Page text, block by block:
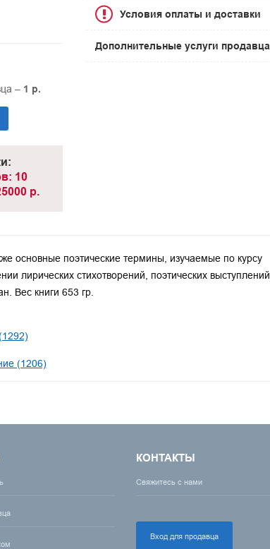
– 1 р.
10
р.
Условия оплаты и доставки
Дополнительные услуги продавца
основные поэтические термины, изучаемые по курсу
лирических стихотворений, поэтических выступлений,
Вес книги 653 гр.
(1206)
КОНТАКТЫ
Свяжитесь с нами
Вход для продавца